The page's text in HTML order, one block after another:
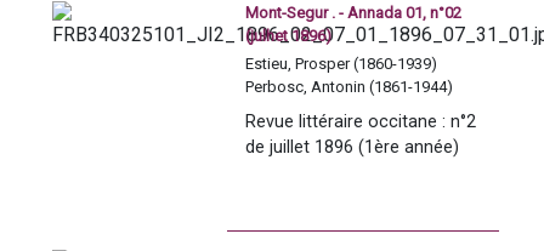
dans sa publication :
- 1re époque (1896-1899) :
Imprimée à Foix, sa
publication est interrompue 2
ans "le temps de la réflexion
et de la radicalisation semble-
Mont-Segur . - Annada 01, n°02
(julhet 1896)
Estieu, Prosper (1860-1939)
Perbosc, Antonin (1861-1944)
Revue littéraire occitane : n°2
de juillet 1896 (1ère année)